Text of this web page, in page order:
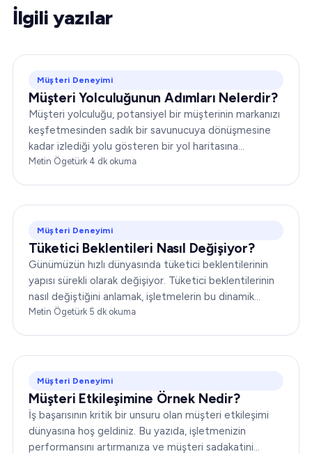
İlgili yazılar
Müşteri Deneyimi
Müşteri Yolculuğunun Adımları Nelerdir?
Müşteri yolculuğu, potansiyel bir müşterinin markanızı
keşfetmesinden sadık bir savunucuya dönüşmesine
kadar izlediği yolu gösteren bir yol haritasına
benzetilebilir. Pazarlama ve müşteri hizmetleri
Metin Ögetürk·4 dk okuma
Müşteri Deneyimi
Tüketici Beklentileri Nasıl Değişiyor?
Günümüzün hızlı dünyasında tüketici beklentilerinin
yapısı sürekli olarak değişiyor. Tüketici beklentilerinin
nasıl değiştiğini anlamak, işletmelerin bu dinamik
ortamda başarılı olabilmesi için kritik öneme sahip...
Metin Ögetürk·5 dk okuma
Müşteri Deneyimi
Müşteri Etkileşimine Örnek Nedir?
İş başarısının kritik bir unsuru olan müşteri etkileşimi
dünyasına hoş geldiniz. Bu yazıda, işletmenizin
performansını artırmanıza ve müşteri sadakatini